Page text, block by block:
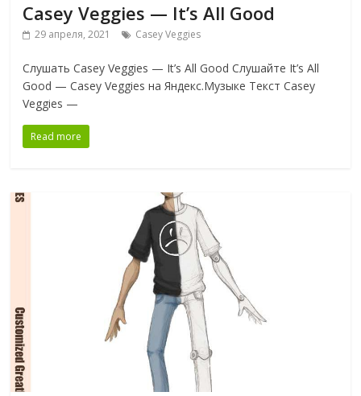
Casey Veggies — It’s All Good
29 апреля, 2021 Casey Veggies
Слушать Casey Veggies — It’s All Good Слушайте It’s All
Good — Casey Veggies на Яндекс.Музыке Текст Casey
Veggies —
Read more